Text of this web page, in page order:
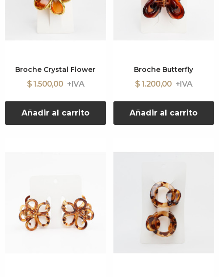
Broche Crystal Flower
$ 1.500,00
Añadir al carrito
Broche Butterfly
$ 1.200,00
Añadir al carrito